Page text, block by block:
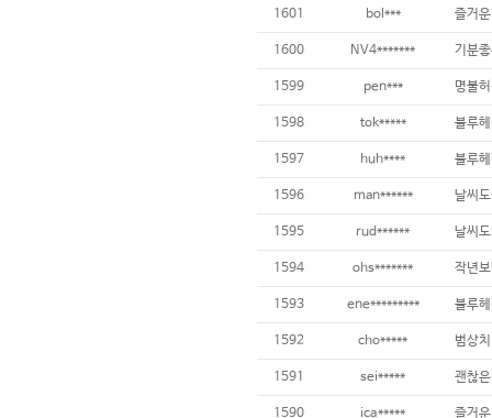
1601 bol*** 즐거
1600 NV4******* 기분
1599 pen*** 명불
1598 tok***** 블루
1597 huh**** 블루
1596 man******
1595 rud******
1594 ohs******* 작년
1593 ene********* 블루
1592 cho***** 범상
1591 sei***** 괜찮
1590 ica***** 즐거